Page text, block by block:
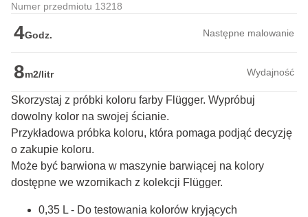
Numer przedmiotu 13218
4Godz. Następne malowanie
8m2/litr Wydajność
Skorzystaj z próbki koloru farby Flügger. Wypróbuj
dowolny kolor na swojej ścianie.
Przykładowa próbka koloru, która pomaga podjąć decyzję
o zakupie koloru.
Może być barwiona w maszynie barwiącej na kolory
dostępne we wzornikach z kolekcji Flügger.
0,35 L - Do testowania kolorów kryjących